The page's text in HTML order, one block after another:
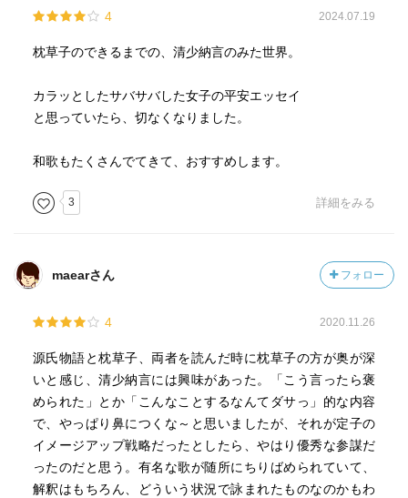
4 2024.07.19
枕草子のできるまでの、清少納言のみた世界。
カラッとしたサバサバした女子の平安エッセイ
と思っていたら、切なくなりました。
和歌もたくさんでてきて、おすすめします。
3 詳細をみる
maearさん フォロー
4 2020.11.26
源氏物語と枕草子、両者を読んだ時に枕草子の方が奥が深
いと感じ、清少納言には興味があった。「こう言ったら褒
められた」とか「こんなことするなんてダサっ」的な内容
で、やっぱり鼻につくな～と思いましたが、それが定子の
イメージアップ戦略だったとしたら、やはり優秀な参謀だ
ったのだと思う。有名な歌が随所にちりばめられていて、
解釈はもちろん、どういう状況で詠まれたものなのかもわ